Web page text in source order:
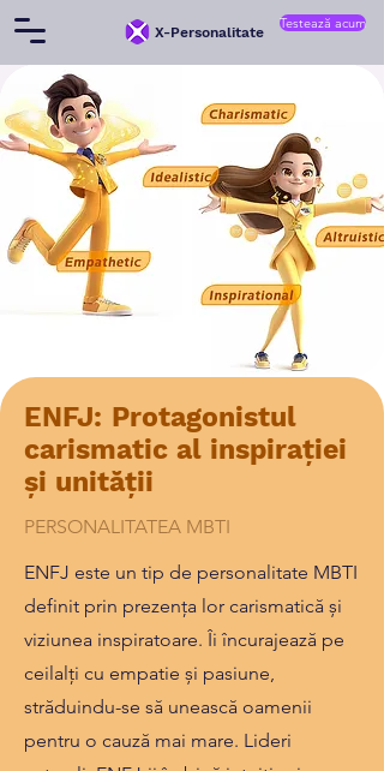
X-Personalitate
Testează acum
ENFJ: Protagonistul
carismatic al inspirației
și unității
PERSONALITATEA MBTI
ENFJ este un tip de personalitate MBTI
definit prin prezența lor carismatică și
viziunea inspiratoare. Îi încurajează pe
ceilalți cu empatie și pasiune,
străduindu-se să unească oamenii
pentru o cauză mai mare. Lideri